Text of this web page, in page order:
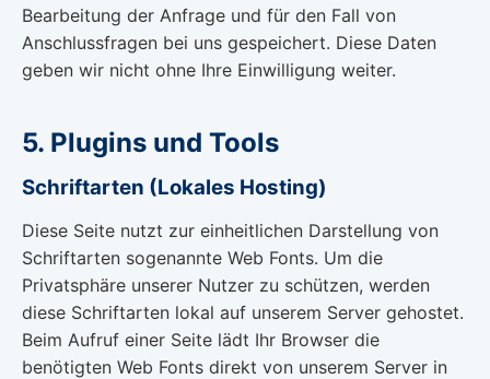
Bearbeitung der Anfrage und für den Fall von
Anschlussfragen bei uns gespeichert. Diese Daten
geben wir nicht ohne Ihre Einwilligung weiter.
5. Plugins und Tools
Schriftarten (Lokales Hosting)
Diese Seite nutzt zur einheitlichen Darstellung von
Schriftarten sogenannte Web Fonts. Um die
Privatsphäre unserer Nutzer zu schützen, werden
diese Schriftarten lokal auf unserem Server gehostet.
Beim Aufruf einer Seite lädt Ihr Browser die
benötigten Web Fonts direkt von unserem Server in